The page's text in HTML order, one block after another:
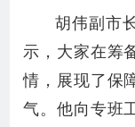
胡伟副市
示，大家在筹
情，展现了保
气。他向专班